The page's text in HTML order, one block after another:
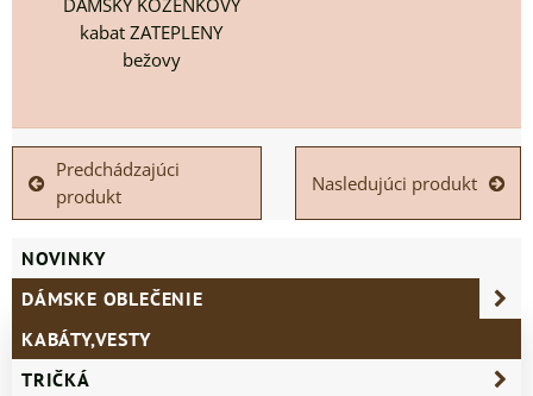
DAMSKY KOZENKOVY
kabat ZATEPLENY
bežovy
Predchádzajúci
produkt
Nasledujúci produkt
NOVINKY
DÁMSKE OBLEČENIE
KABÁTY,VESTY
TRIČKÁ